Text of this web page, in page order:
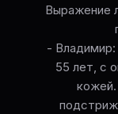
Выражение
-
55 лет, с
кожей.